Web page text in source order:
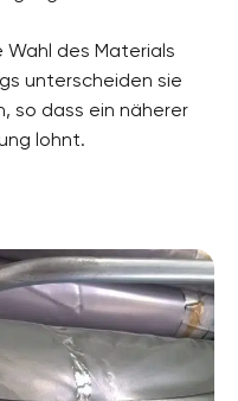
Wahl des Materials
unterscheiden sie
so dass ein näherer
lohnt.